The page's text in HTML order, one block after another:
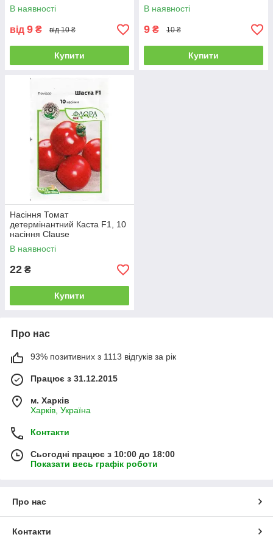
В наявності
від 9 ₴ від 10 ₴
Купити
В наявності
9 ₴ 10 ₴
Купити
Насіння Томат
детермінантний Каста F1, 10
насіння Clause
В наявності
22 ₴
Купити
Про нас
93% позитивних з 1113 відгуків за рік
Працює з 31.12.2015
м. Харків
Харків, Україна
Контакти
Сьогодні працює з 10:00 до 18:00
Показати весь графік роботи
Про нас
Контакти